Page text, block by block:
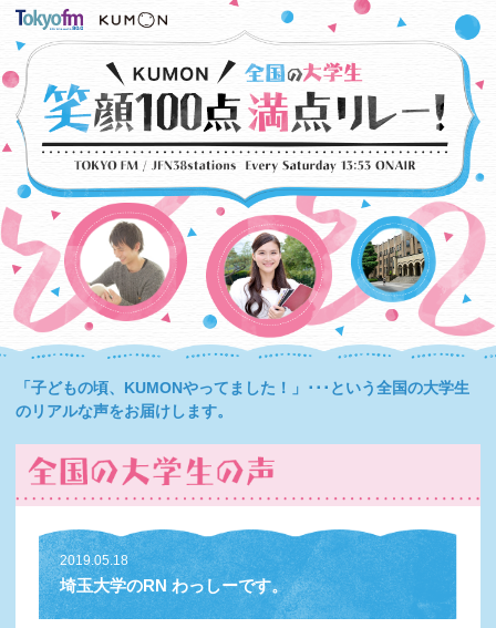
「子どもの頃、KUMONやってました！」･･･という全国の大学生
のリアルな声をお届けします。
2019.05.18
埼玉大学のRN わっしーです。